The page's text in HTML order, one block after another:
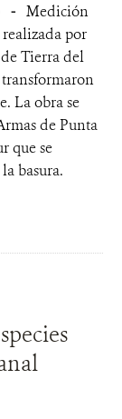
- Medición
por
Tierra del
La obra se
de Punta
que se
basura.